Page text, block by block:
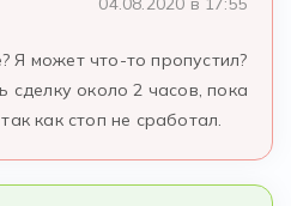
Я может что-то пропустил?
сделку около 2 часов, пока
как стоп не сработал.